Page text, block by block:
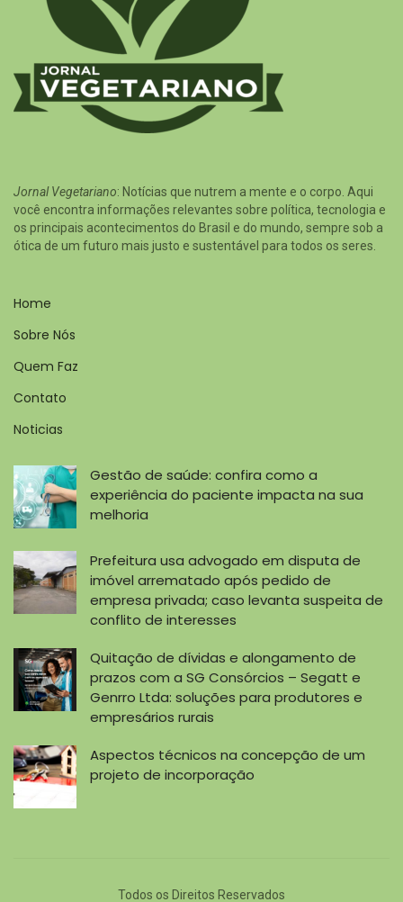
Jornal Vegetariano: Notícias que nutrem a mente e o corpo. Aqui
você encontra informações relevantes sobre política, tecnologia e
os principais acontecimentos do Brasil e do mundo, sempre sob a
ótica de um futuro mais justo e sustentável para todos os seres.
Home
Sobre Nós
Quem Faz
Contato
Noticias
Gestão de saúde: confira como a
experiência do paciente impacta na sua
melhoria
Prefeitura usa advogado em disputa de
imóvel arrematado após pedido de
empresa privada; caso levanta suspeita de
conflito de interesses
Quitação de dívidas e alongamento de
prazos com a SG Consórcios – Segatt e
Genrro Ltda: soluções para produtores e
empresários rurais
Aspectos técnicos na concepção de um
projeto de incorporação
Todos os Direitos Reservados